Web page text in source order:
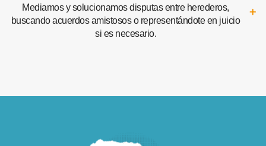
Mediamos y solucionamos disputas entre herederos,
buscando acuerdos amistosos o representándote en juicio
si es necesario.